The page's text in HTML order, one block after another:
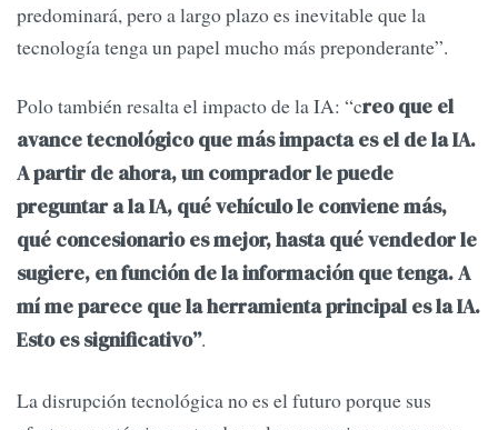
predominará, pero a largo plazo es inevitable que la
tecnología tenga un papel mucho más preponderante”.
Polo también resalta el impacto de la IA: “creo que el
avance tecnológico que más impacta es el de la IA.
A partir de ahora, un comprador le puede
preguntar a la IA, qué vehículo le conviene más,
qué concesionario es mejor, hasta qué vendedor le
sugiere, en función de la información que tenga. A
mí me parece que la herramienta principal es la IA.
Esto es significativo”.
La disrupción tecnológica no es el futuro porque sus